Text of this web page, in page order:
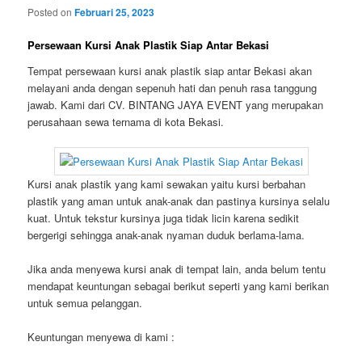
Posted onFebruari 25, 2023
Persewaan Kursi Anak Plastik Siap Antar Bekasi
Tempat persewaan kursi anak plastik siap antar Bekasi akan
melayani anda dengan sepenuh hati dan penuh rasa tanggung
jawab. Kami dari CV. BINTANG JAYA EVENT yang merupakan
perusahaan sewa ternama di kota Bekasi.
Kursi anak plastik yang kami sewakan yaitu kursi berbahan
plastik yang aman untuk anak-anak dan pastinya kursinya selalu
kuat. Untuk tekstur kursinya juga tidak licin karena sedikit
bergerigi sehingga anak-anak nyaman duduk berlama-lama.
Jika anda menyewa kursi anak di tempat lain, anda belum tentu
mendapat keuntungan sebagai berikut seperti yang kami berikan
untuk semua pelanggan.
Keuntungan menyewa di kami :